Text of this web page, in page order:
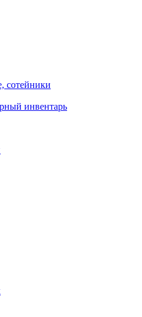
сотейники
инвентарь